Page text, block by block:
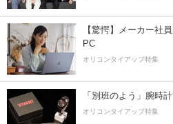
【驚愕】メーカー社
PC
オリコンタイアップ特集
「別班のよう」腕時
オリコンタイアップ特集